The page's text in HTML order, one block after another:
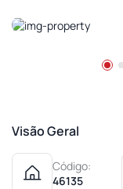
Visão Geral
Código:
46135